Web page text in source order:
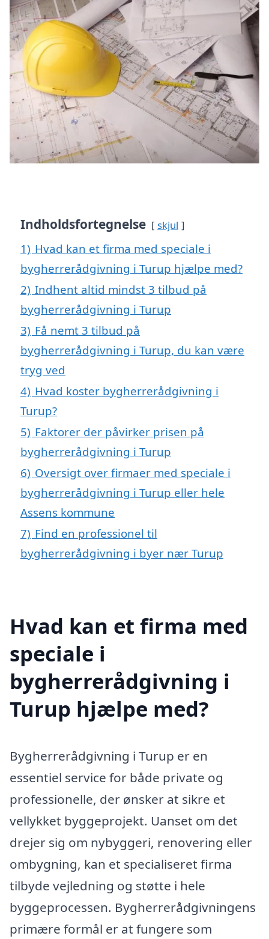
Indholdsfortegnelse skjul
1) Hvad kan et firma med speciale i
bygherrerådgivning i Turup hjælpe med?
2) Indhent altid mindst 3 tilbud på
bygherrerådgivning i Turup
3) Få nemt 3 tilbud på
bygherrerådgivning i Turup, du kan være
tryg ved
4) Hvad koster bygherrerådgivning i
Turup?
5) Faktorer der påvirker prisen på
bygherrerådgivning i Turup
6) Oversigt over firmaer med speciale i
bygherrerådgivning i Turup eller hele
Assens kommune
7) Find en professionel til
bygherrerådgivning i byer nær Turup
Hvad kan et firma med
speciale i
bygherrerådgivning i
Turup hjælpe med?
Bygherrerådgivning i Turup er en
essentiel service for både private og
professionelle, der ønsker at sikre et
vellykket byggeprojekt. Uanset om det
drejer sig om nybyggeri, renovering eller
ombygning, kan et specialiseret firma
tilbyde vejledning og støtte i hele
byggeprocessen. Bygherrerådgivningens
primære formål er at fungere som